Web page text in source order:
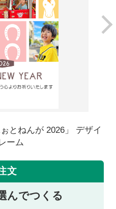
とねんが 2026」 デザイ
ーム
文
んでつくる